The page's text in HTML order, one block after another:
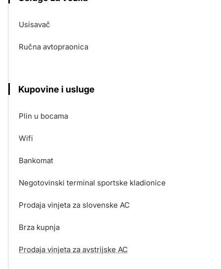
Usisavač
Ručna avtopraonica
Kupovine i usluge
Plin u bocama
Wifi
Bankomat
Negotovinski terminal sportske kladionice
Prodaja vinjeta za slovenske AC
Brza kupnja
Prodaja vinjeta za avstrijske AC